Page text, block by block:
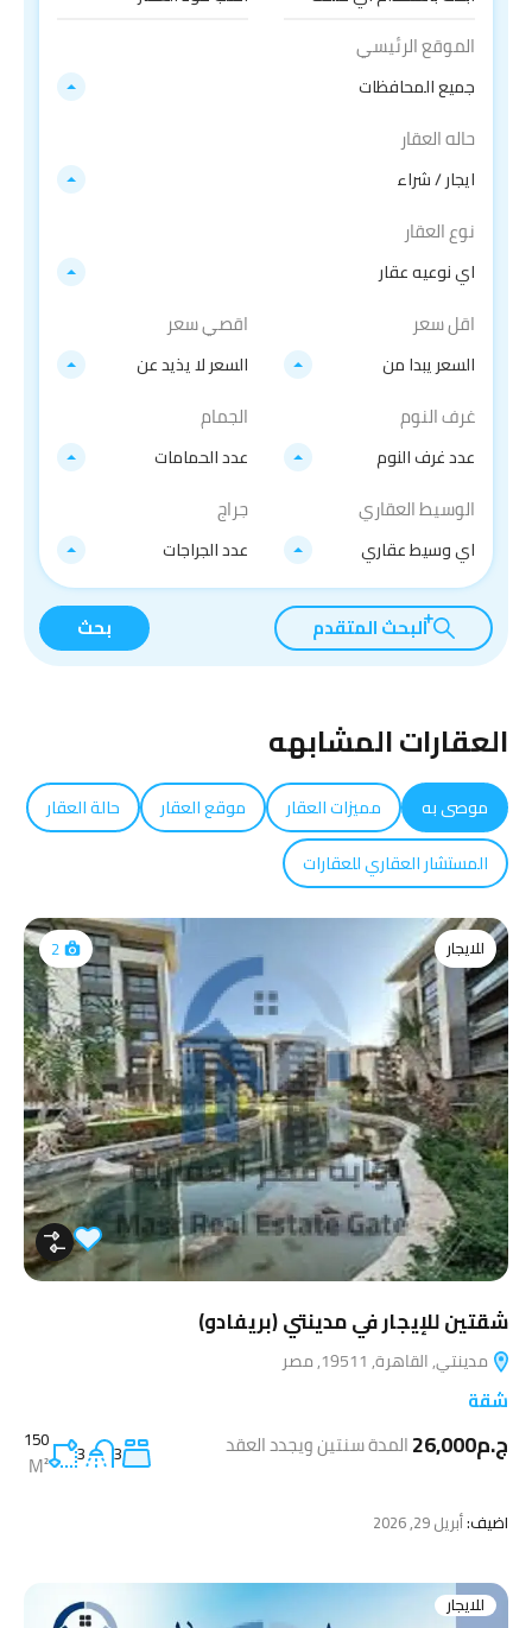
الموقع الرئيسي
جميع المحافظات
حاله العقار
ايجار / شراء
نوع العقار
اي نوعيه عقار
اقل سعر
السعر يبدا من
اقصي سعر
السعر لا يذيد عن
غرف النوم
عدد غرف النوم
الجمام
عدد الحمامات
الوسيط العقاري
اي وسيط عقاري
جراج
عدد الجراجات
البحث المتقدم بحث
العقارات المشابهه
موصى به مميزات العقار موقع العقار
حالة العقار
المستشار العقاري للعقارات
للايجار 2
شقتين للإيجار في مدينتي (بريفادو)
مدينتي, القاهرة, 19511, مصر
شقة
ج.م26,000 المدة سنتين ويجدد العقد 3
3
150
M²
اضيف:أبريل 29, 2026
للايجار